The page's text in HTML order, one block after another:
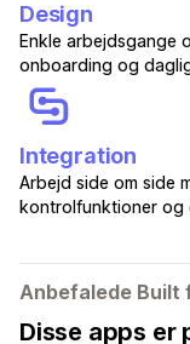
Design
Enkle arbejdsgange
onboarding og
Integration
Arbejd side om side
kontrolfunktioner og
Anbefalede Built
Disse apps